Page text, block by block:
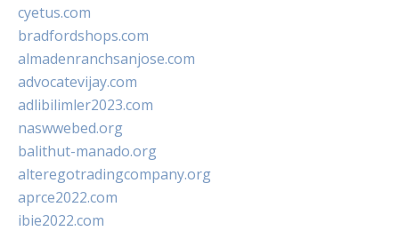
cyetus.com
bradfordshops.com
almadenranchsanjose.com
advocatevijay.com
adlibilimler2023.com
naswwebed.org
balithut-manado.org
alteregotradingcompany.org
aprce2022.com
ibie2022.com